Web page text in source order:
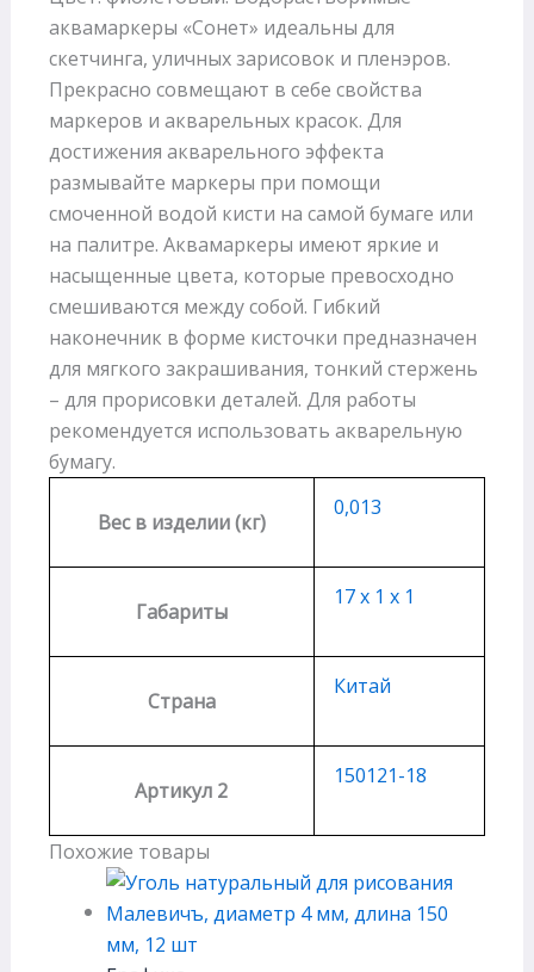
аквамаркеры «Сонет» идеальны для
скетчинга, уличных зарисовок и пленэров.
Прекрасно совмещают в себе свойства
маркеров и акварельных красок. Для
достижения акварельного эффекта
размывайте маркеры при помощи
смоченной водой кисти на самой бумаге или
на палитре. Аквамаркеры имеют яркие и
насыщенные цвета, которые превосходно
смешиваются между собой. Гибкий
наконечник в форме кисточки предназначен
для мягкого закрашивания, тонкий стержень
– для прорисовки деталей. Для работы
рекомендуется использовать акварельную
бумагу.
Вес в изделии (кг)
0,013
Габариты
17 х 1 х 1
Страна
Китай
Артикул 2
150121-18
Похожие товары